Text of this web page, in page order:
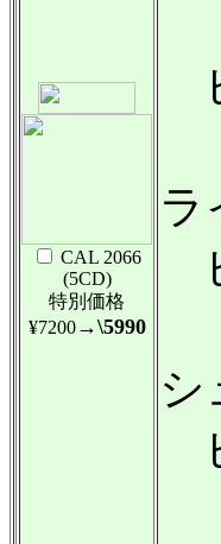
CAL 2066
(5CD)
特別価格
¥7200→\5990
ラ
シ